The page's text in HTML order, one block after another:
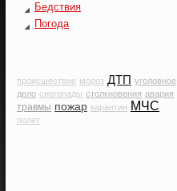
Бедствия
Погода
происшествие мороз ДТП уголовное
дело снегопады столкновения авария
травмы пожар карантин МЧС
полет